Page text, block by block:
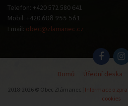
Telefon: +420 572 580 641
Mobil: +420 608 955 561
Email: obec@zlamanec.cz
Domů Úřední deska
2018-2026 © Obec Zlámanec | Informace o
cookies